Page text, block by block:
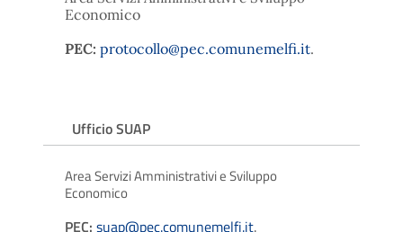
Economico
PEC: protocollo@pec.comunemelfi.it.
Ufficio SUAP
Area Servizi Amministrativi e Sviluppo
Economico
PEC: suap@pec.comunemelfi.it.